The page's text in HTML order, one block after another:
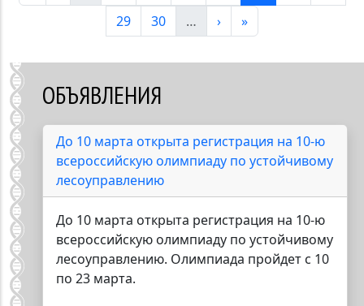
Страница
29 Страница
30 … Следующая страница
› Последняя
»
ОБЪЯВЛЕНИЯ
До 10 марта открыта регистрация на 10-ю
всероссийскую олимпиаду по устойчивому
лесоуправлению
До 10 марта открыта регистрация на 10-ю
всероссийскую олимпиаду по устойчивому
лесоуправлению. Олимпиада пройдет с 10
по 23 марта.